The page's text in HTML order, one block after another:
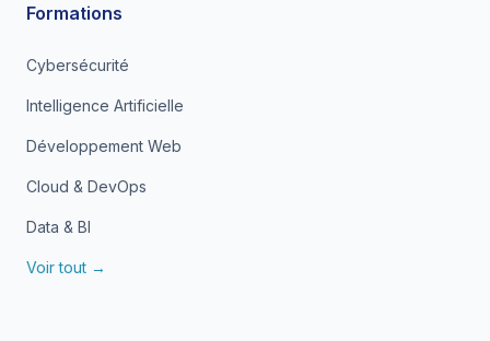
Formations
Cybersécurité
Intelligence Artificielle
Développement Web
Cloud & DevOps
Data & BI
Voir tout →